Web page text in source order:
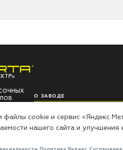
О ЗАВОДЕ
Наши проекты
Лаборатория
Контакты
файлы cookie и сервис
нашего сайта и улучшения